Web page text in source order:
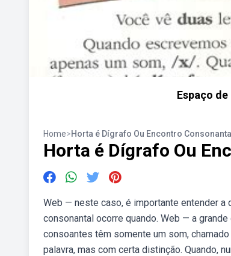
Espaço
Home>Horta é Dígrafo Ou Encontro Consonantal
Horta é Dígrafo Ou
Web — neste caso, é importante entender a
consonantal ocorre quando. Web — a
consoantes têm somente um som,
palavra, mas com certa distinção. Quando,